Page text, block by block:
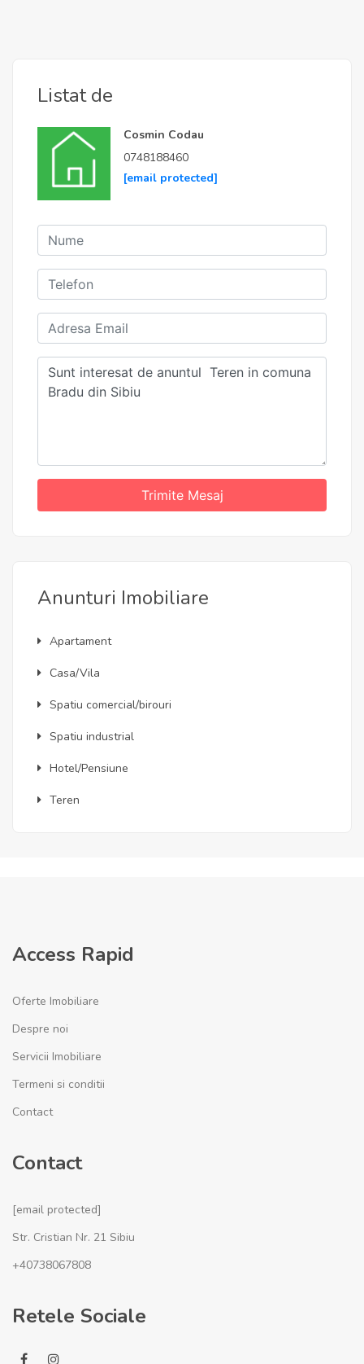
Listat de
Cosmin Codau
0748188460
[email protected]
Trimite Mesaj
Anunturi Imobiliare
Apartament
Casa/Vila
Spatiu comercial/birouri
Spatiu industrial
Hotel/Pensiune
Teren
Access Rapid
Oferte Imobiliare
Despre noi
Servicii Imobiliare
Termeni si conditii
Contact
Contact
[email protected]
Str. Cristian Nr. 21 Sibiu
+40738067808
Retele Sociale